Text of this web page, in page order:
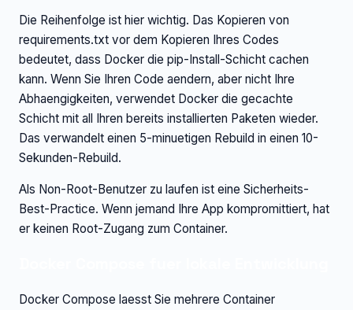
Die Reihenfolge ist hier wichtig. Das Kopieren von
requirements.txt vor dem Kopieren Ihres Codes
bedeutet, dass Docker die pip-Install-Schicht cachen
kann. Wenn Sie Ihren Code aendern, aber nicht Ihre
Abhaengigkeiten, verwendet Docker die gecachte
Schicht mit all Ihren bereits installierten Paketen wieder.
Das verwandelt einen 5-minuetigen Rebuild in einen 10-
Sekunden-Rebuild.
Als Non-Root-Benutzer zu laufen ist eine Sicherheits-
Best-Practice. Wenn jemand Ihre App kompromittiert, hat
er keinen Root-Zugang zum Container.
Docker Compose laesst Sie mehrere Container